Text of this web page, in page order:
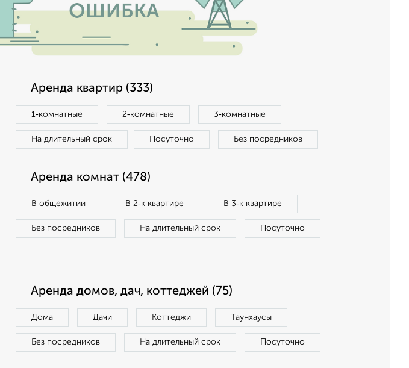
Аренда квартир (333)
1‑комнатные 2‑комнатные 3‑комнатные
На длительный срок Посуточно Без посредников
Аренда комнат (478)
В общежитии В 2‑к квартире В 3‑к квартире
Без посредников На длительный срок Посуточно
Аренда домов, дач, коттеджей (75)
Дома Дачи Коттеджи Таунхаусы
Без посредников На длительный срок Посуточно